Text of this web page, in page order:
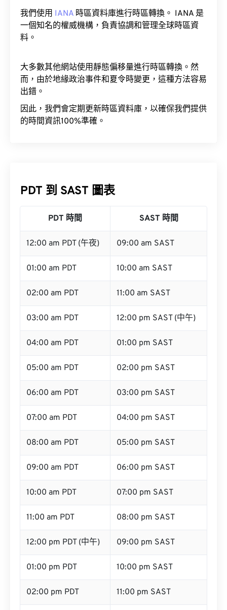
我們使用 IANA 時區資料庫進行時區轉換。 IANA 是
一個知名的權威機構，負責協調和管理全球時區資
料。
大多數其他網站使用靜態偏移量進行時區轉換。然
而，由於地緣政治事件和夏令時變更，這種方法容易
出錯。
因此，我們會定期更新時區資料庫，以確保我們提供
的時間資訊100%準確。
PDT 到 SAST 圖表
PDT 時間 SAST 時間
12:00 am PDT (午夜) 09:00 am SAST
01:00 am PDT 10:00 am SAST
02:00 am PDT 11:00 am SAST
03:00 am PDT 12:00 pm SAST (中午)
04:00 am PDT 01:00 pm SAST
05:00 am PDT 02:00 pm SAST
06:00 am PDT 03:00 pm SAST
07:00 am PDT 04:00 pm SAST
08:00 am PDT 05:00 pm SAST
09:00 am PDT 06:00 pm SAST
10:00 am PDT 07:00 pm SAST
11:00 am PDT 08:00 pm SAST
12:00 pm PDT (中午) 09:00 pm SAST
01:00 pm PDT 10:00 pm SAST
02:00 pm PDT 11:00 pm SAST